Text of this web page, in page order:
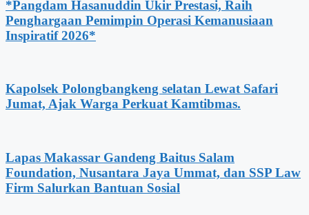
*Pangdam Hasanuddin Ukir Prestasi, Raih
Penghargaan Pemimpin Operasi Kemanusiaan
Inspiratif 2026*
Kapolsek Polongbangkeng selatan Lewat Safari
Jumat, Ajak Warga Perkuat Kamtibmas.
Lapas Makassar Gandeng Baitus Salam
Foundation, Nusantara Jaya Ummat, dan SSP Law
Firm Salurkan Bantuan Sosial